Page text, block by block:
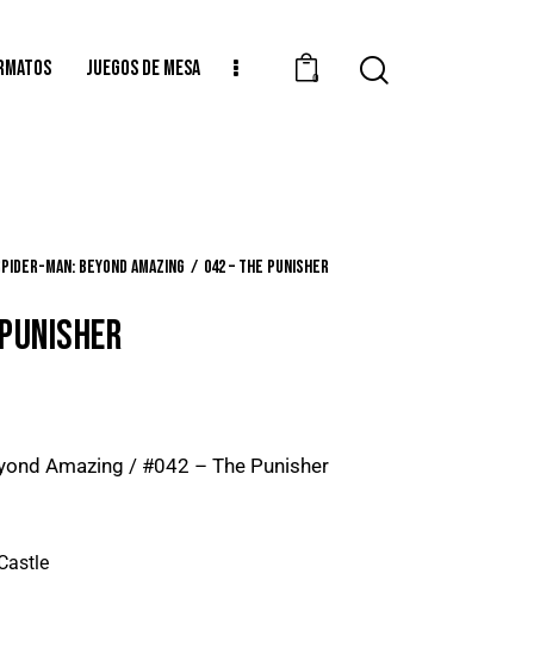
JUEGOS DE MESA 0
Man: Beyond Amazing 042 – The Punisher
Amazing / #042 – The Punisher